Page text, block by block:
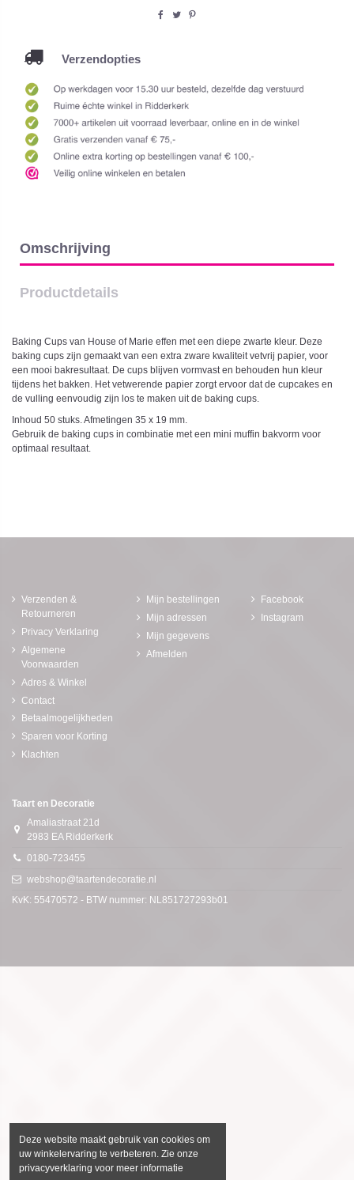
Verzendopties
Omschrijving
Productdetails
Baking Cups van House of Marie effen met een diepe zwarte kleur. Deze
baking cups zijn gemaakt van een extra zware kwaliteit vetvrij papier, voor
een mooi bakresultaat. De cups blijven vormvast en behouden hun kleur
tijdens het bakken. Het vetwerende papier zorgt ervoor dat de cupcakes en
de vulling eenvoudig zijn los te maken uit de baking cups.
Inhoud 50 stuks. Afmetingen 35 x 19 mm.
Gebruik de baking cups in combinatie met een mini muffin bakvorm voor
optimaal resultaat.
Verzenden &
Retourneren
Privacy Verklaring
Algemene
Voorwaarden
Adres & Winkel
Contact
Betaalmogelijkheden
Sparen voor Korting
Klachten
Mijn bestellingen
Mijn adressen
Mijn gegevens
Afmelden
Facebook
Instagram
Taart en Decoratie
Amaliastraat 21d
2983 EA Ridderkerk
0180-723455
webshop@taartendecoratie.nl
KvK: 55470572 - BTW nummer: NL851727293b01
Deze website maakt gebruik van cookies om
uw winkelervaring te verbeteren. Zie onze
privacyverklaring voor meer informatie